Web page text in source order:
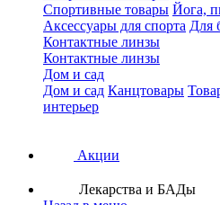
Спортивные товары Йога,
Аксессуары для спорта Для
Контактные линзы
Контактные линзы
Дом и сад
Дом и сад Канцтовары
интерьер
Акции
Лекарства и БАДы